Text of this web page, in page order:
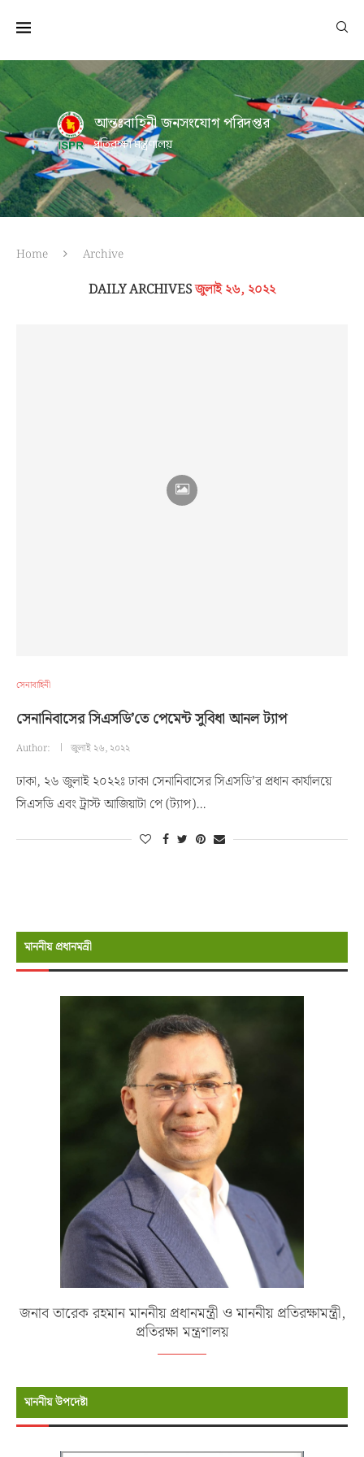
আন্তঃবাহিনী জনসংযোগ পরিদপ্তর
প্রতিরক্ষা মন্ত্রণালয়
Home Archive
DAILY ARCHIVESজুলাই ২৬, ২০২২
সেনাবাহিনী
সেনানিবাসের সিএসডি’তে পেমেন্ট সুবিধা আনল ট্যাপ
Author: জুলাই ২৬, ২০২২
ঢাকা, ২৬ জুলাই ২০২২ঃ ঢাকা সেনানিবাসের সিএসডি’র প্রধান কার্যালয়ে
সিএসডি এবং ট্রাস্ট আজিয়াটা পে (ট্যাপ)…
মাননীয় প্রধানমন্রী
জনাব তারেক রহমান মাননীয় প্রধানমন্ত্রী ও মাননীয় প্রতিরক্ষামন্ত্রী,
প্রতিরক্ষা মন্ত্রণালয়
মাননীয় উপদেষ্টা